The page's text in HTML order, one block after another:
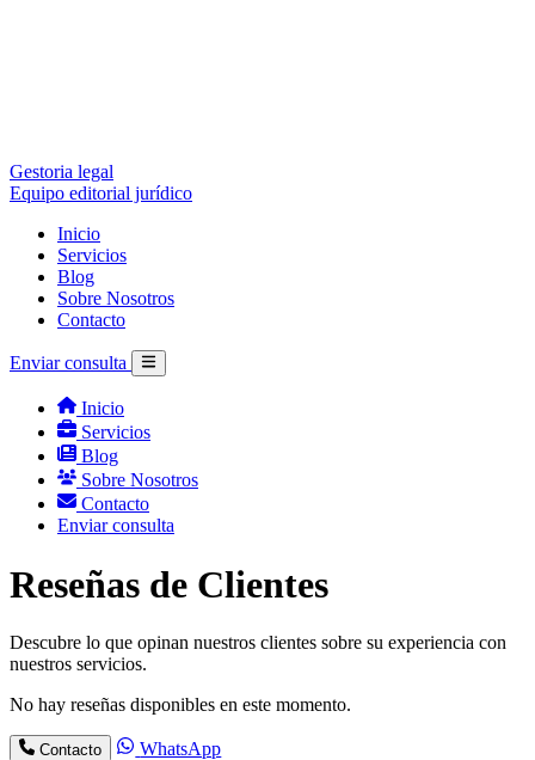
Gestoria legal
Equipo editorial jurídico
Inicio
Servicios
Blog
Sobre Nosotros
Contacto
Enviar consulta
Inicio
Servicios
Blog
Sobre Nosotros
Contacto
Enviar consulta
Reseñas de Clientes
Descubre lo que opinan nuestros clientes sobre su experiencia con
nuestros servicios.
No hay reseñas disponibles en este momento.
Contacto
WhatsApp